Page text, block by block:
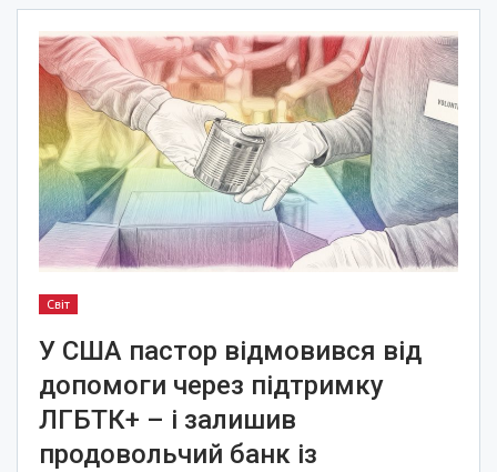
Світ
У США пастор відмовився від
допомоги через підтримку
ЛГБТК+ – і залишив
продовольчий банк із